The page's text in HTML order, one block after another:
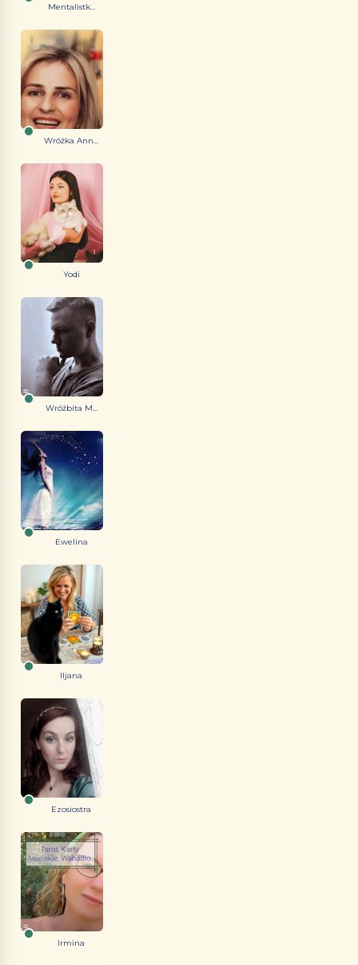
Mentalistk...
Wróżka Ann...
Yodi
Wróżbita M...
Ewelina
Iljana
Ezosiostra
Irmina